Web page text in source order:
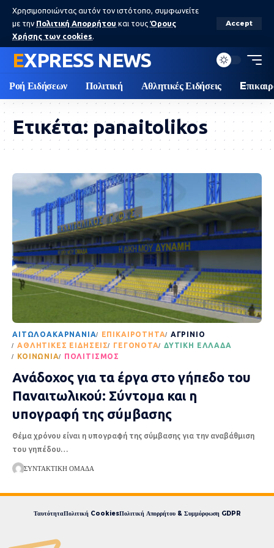
Χρησιμοποιώντας αυτόν τον ιστότοπο, συμφωνείτε
με την Πολιτική Απορρήτου και τους Όρους
Χρήσης των cookies.
Accept
EXPRESS NEWS
Ροή Ειδήσεων Πολιτική Αθλητικές Ειδήσεις
Ετικέτα: panaitolikos
AΙΤΩΛΟΑΚΑΡΝΑΝΊΑ EΠΙΚΑΙΡΌΤΗΤΑ
ΑΓΡΊΝΙΟ
ΑΘΛΗΤΙΚΈΣ ΕΙΔΉΣΕΙΣ
ΓΕΓΟΝΌΤΑ
ΔΥΤΙΚΉ ΕΛΛΆΔΑ
ΚΟΙΝΩΝΊΑ
ΠΟΛΙΤΙΣΜΌΣ
Ανάδοχος για τα έργα στο γήπεδο του
Παναιτωλικού: Σύντομα και η
υπογραφή της σύμβασης
Θέμα χρόνου είναι η υπογραφή της σύμβασης για την αναβάθμιση
του γηπέδου…
ΣΥΝΤΑΚΤΙΚΉ ΟΜΆΔΑ
ΤαυτότηταΠολιτική CookiesΠολιτική Απορρήτου & Συμμόρφωση GDPR